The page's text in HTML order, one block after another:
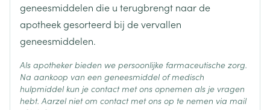
geneesmiddelen die u terugbrengt naar de
apotheek gesorteerd bij de vervallen
geneesmiddelen.
Als apotheker bieden we persoonlijke farmaceutische zorg.
Na aankoop van een geneesmiddel of medisch
hulpmiddel kun je contact met ons opnemen als je vragen
hebt. Aarzel niet om contact met ons op te nemen via mail